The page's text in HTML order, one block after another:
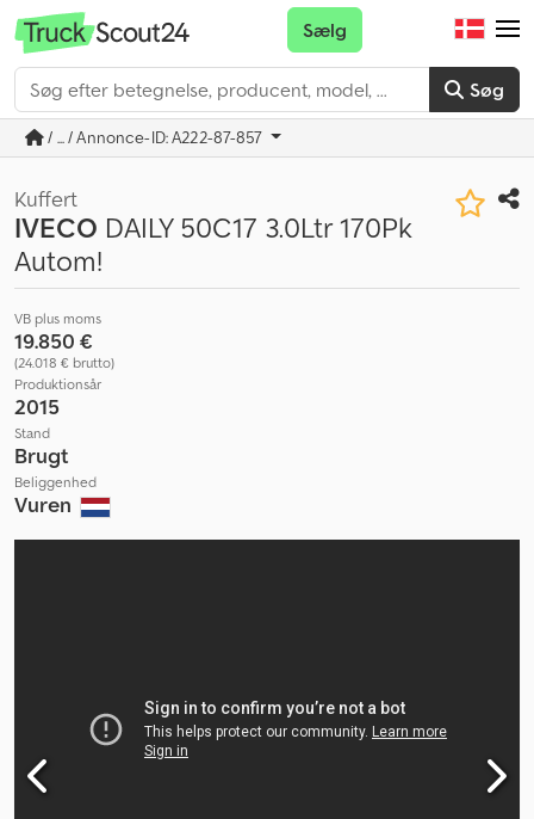
Søg
Sælg
/ ... / Annonce-ID: A222-87-857
Kuffert
IVECO DAILY 50C17 3.0Ltr 170Pk
Autom!
VB plus moms
19.850 €
(24.018 € brutto)
Produktionsår
2015
Stand
Brugt
Beliggenhed
Vuren